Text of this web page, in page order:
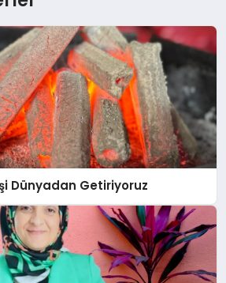
Dünyadan Getiriyoruz